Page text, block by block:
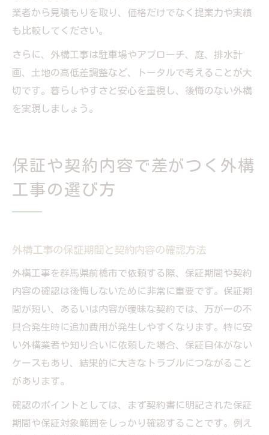
業者から見積もりを取り、価格だけでなく提案力や実績
も比較してください。
さらに、外構工事は駐車場やアプローチ、庭、排水計
画、土地の高低差調整など、トータルで考えることが大
切です。暮らしやすさと安心を重視し、後悔のない外構
を実現しましょう。
保証や契約内容で差がつく外構
工事の選び方
外構工事の保証期間と契約内容の確認方法
外構工事を群馬県前橋市で依頼する際、保証期間や契約
内容の確認は後悔しないために非常に重要です。保証期
間が短い、あるいは内容が曖昧な契約では、万が一の不
具合発生時に追加費用が発生しやすくなります。特に安
い外構業者や知り合いに依頼した場合、保証自体がない
ケースもあり、結果的に大きなトラブルにつながること
があります。
確認のポイントとしては、まず契約書に明記された保証
期間や保証対象範囲をしっかり確認することです。例え